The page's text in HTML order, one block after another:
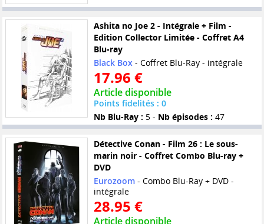
Ashita no Joe 2 - Intégrale + Film -
Edition Collector Limitée - Coffret A4
Blu-ray
Black Box- Coffret Blu-Ray - intégrale
17.96 €
Article disponible
Points fidelités : 0
Nb Blu-Ray : 5 - Nb épisodes : 47
Détective Conan - Film 26 : Le sous-
marin noir - Coffret Combo Blu-ray +
DVD
Eurozoom- Combo Blu-Ray + DVD -
intégrale
28.95 €
Article disponible